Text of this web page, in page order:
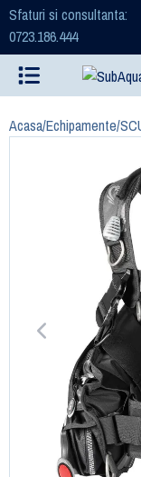
Sfaturi si consultanta:
0723.186.444
Acasa/Echipamente/